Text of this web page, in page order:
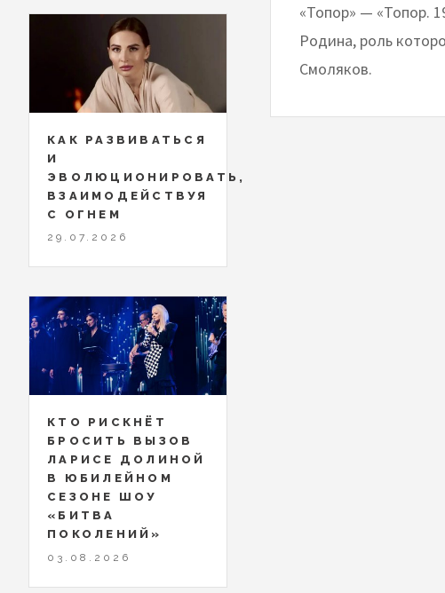
«Топор» — «Топор.
Родина, роль
Смоляков.
КАК РАЗВИВАТЬСЯ
И
ЭВОЛЮЦИОНИРОВАТЬ,
ВЗАИМОДЕЙСТВУЯ
С ОГНЕМ
29.07.2026
КТО РИСКНЁТ
БРОСИТЬ ВЫЗОВ
ЛАРИСЕ ДОЛИНОЙ
В ЮБИЛЕЙНОМ
СЕЗОНЕ ШОУ
«БИТВА
ПОКОЛЕНИЙ»
03.08.2026